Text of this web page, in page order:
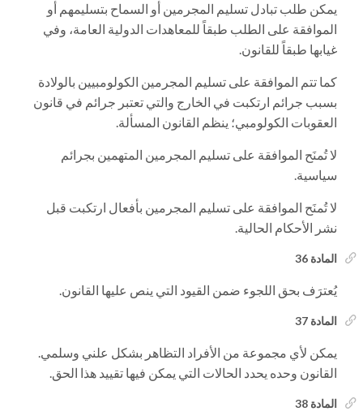
يمكن طلب تبادل تسليم المجرمين أو السماح بتسليمهم أو
الموافقة على الطلب طبقاً للمعاهدات الدولية العامة، وفي
غيابها طبقاً للقانون.
كما تتم الموافقة على تسليم المجرمين الكولومبيين بالولادة
بسبب جرائم ارتكبت في الخارج والتي تعتبر جرائم في قانون
العقوبات الكولومبي؛ ينظم القانون المسألة.
لا تُمنَح الموافقة على تسليم المجرمين المتهمين بجرائم
سياسية.
لا تُمنَح الموافقة على تسليم المجرمين بأفعال ارتكبت قبل
نشر الأحكام الحالية.
المادة 36
يُعترَف بحق اللجوء ضمن القيود التي ينص عليها القانون.
المادة 37
يمكن لأي مجموعة من الأفراد التظاهر بشكل علني وسلمي.
القانون وحده يحدد الحالات التي يمكن فيها تقييد هذا الحق.
المادة 38